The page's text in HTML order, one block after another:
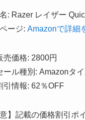
: Razer レイザー
ージ: Amazonで詳細
売価格: 2800円
ール種別: Amazonタ
引情報: 62％OFF
意】記載の価格割引ポ